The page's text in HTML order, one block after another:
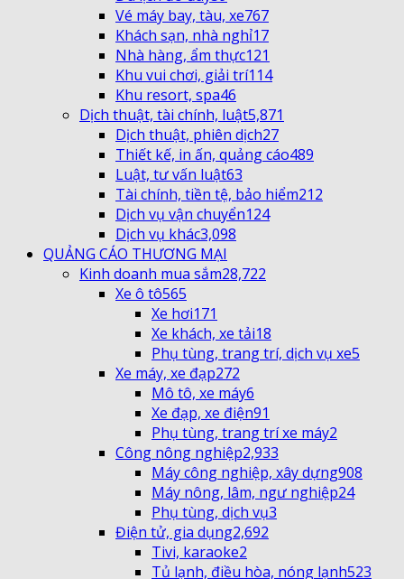
Vé máy bay, tàu, xe767
Khách sạn, nhà nghỉ17
Nhà hàng, ẩm thực121
Khu vui chơi, giải trí114
Khu resort, spa46
Dịch thuật, tài chính, luật5,871
Dịch thuật, phiên dịch27
Thiết kế, in ấn, quảng cáo489
Luật, tư vấn luật63
Tài chính, tiền tệ, bảo hiểm212
Dịch vụ vận chuyển124
Dịch vụ khác3,098
QUẢNG CÁO THƯƠNG MẠI
Kinh doanh mua sắm28,722
Xe ô tô565
Xe hơi171
Xe khách, xe tải18
Phụ tùng, trang trí, dịch vụ xe5
Xe máy, xe đạp272
Mô tô, xe máy6
Xe đạp, xe điện91
Phụ tùng, trang trí xe máy2
Công nông nghiệp2,933
Máy công nghiệp, xây dựng908
Máy nông, lâm, ngư nghiệp24
Phụ tùng, dịch vụ3
Điện tử, gia dụng2,692
Tivi, karaoke2
Tủ lạnh, điều hòa, nóng lạnh523